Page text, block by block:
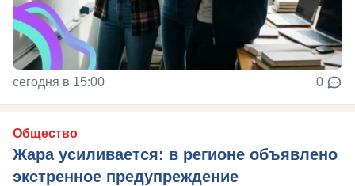
сегодня в 15:00 0
Общество
Жара усиливается: в регионе объявлено
экстренное предупреждение